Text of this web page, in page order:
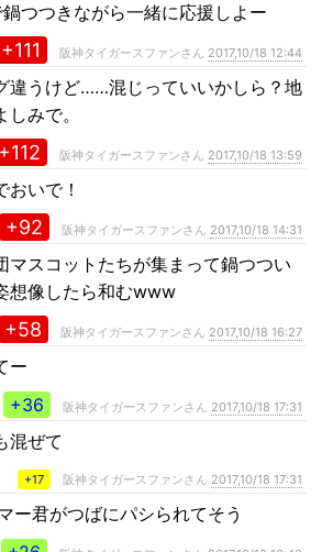
つつきながら一緒に応援しよー
+111 阪神タイガースファンさん 2017,10/18 12:44
違うけど……混じっていいかしら？地
しみで。
+112 阪神タイガースファンさん 2017,10/18 13:59
おいで！
+92 阪神タイガースファンさん 2017,10/18 14:31
マスコットたちが集まって鍋つつい
想像したら和むwww
+58 阪神タイガースファンさん 2017,10/18 16:27
ー
+36
阪神タイガースファンさん 2017,10/18 17:31
混ぜて
+17 阪神タイガースファンさん 2017,10/18 17:31
ー君がつばにパシられてそう